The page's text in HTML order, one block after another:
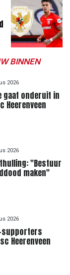
BINNEN
2026
gaat onderuit in
Heerenveen
2026
"Bestuur
maken"
2026
supporters
Heerenveen